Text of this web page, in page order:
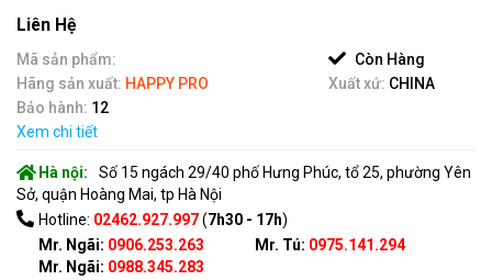
out
of
5
Liên Hệ
Mã sản phẩm:
Còn Hàng
Hãng sản xuất: HAPPY PRO Xuất xứ: CHINA
Bảo hành: 12
Xem chi tiết
Hà nội:
Số 15 ngách 29/40 phố Hưng Phúc, tổ 25, phường Yên
Sở, quận Hoàng Mai, tp Hà Nội
Hotline: 02462.927.997(7h30 - 17h)
Mr. Ngãi: 0906.253.263
Mr. Ngãi: 0988.345.283
Mr. Tú: 0975.141.294